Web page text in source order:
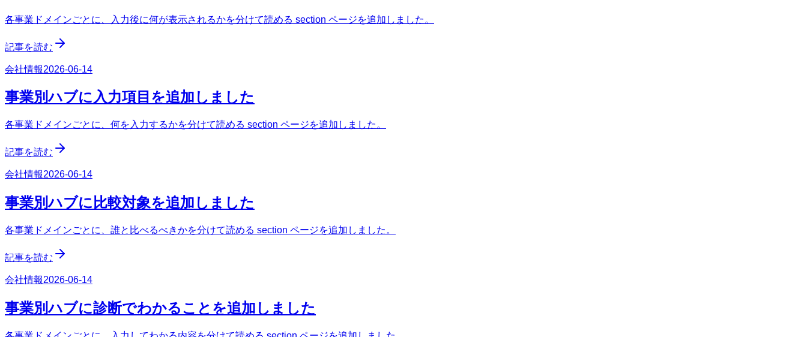
各事業ドメインごとに、入力後に何が表示されるかを分けて読める section ページを追加しました。
記事を読む
会社情報2026-06-14
事業別ハブに入力項目を追加しました
各事業ドメインごとに、何を入力するかを分けて読める section ページを追加しました。
記事を読む
会社情報2026-06-14
事業別ハブに比較対象を追加しました
各事業ドメインごとに、誰と比べるべきかを分けて読める section ページを追加しました。
記事を読む
会社情報2026-06-14
事業別ハブに診断でわかることを追加しました